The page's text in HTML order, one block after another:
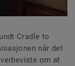
Cradle to
når det
om at